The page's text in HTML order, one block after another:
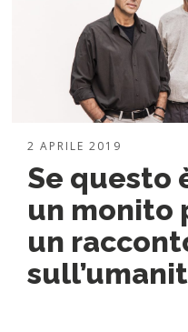
2 APRILE 2019
Se questo
un monito
un